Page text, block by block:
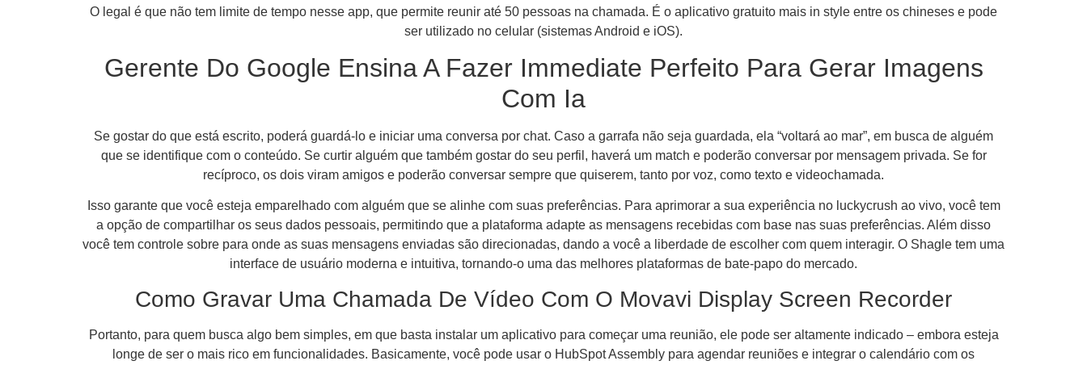
O legal é que não tem limite de tempo nesse app, que permite reunir até 50 pessoas na chamada. É o aplicativo gratuito mais in style entre os chineses e pode
ser utilizado no celular (sistemas Android e iOS).
Gerente Do Google Ensina A Fazer Immediate Perfeito Para Gerar Imagens
Com Ia
Se gostar do que está escrito, poderá guardá-lo e iniciar uma conversa por chat. Caso a garrafa não seja guardada, ela “voltará ao mar”, em busca de alguém
que se identifique com o conteúdo. Se curtir alguém que também gostar do seu perfil, haverá um match e poderão conversar por mensagem privada. Se for
recíproco, os dois viram amigos e poderão conversar sempre que quiserem, tanto por voz, como texto e videochamada.
Isso garante que você esteja emparelhado com alguém que se alinhe com suas preferências. Para aprimorar a sua experiência no luckycrush ao vivo, você tem
a opção de compartilhar os seus dados pessoais, permitindo que a plataforma adapte as mensagens recebidas com base nas suas preferências. Além disso
você tem controle sobre para onde as suas mensagens enviadas são direcionadas, dando a você a liberdade de escolher com quem interagir. O Shagle tem uma
interface de usuário moderna e intuitiva, tornando-o uma das melhores plataformas de bate-papo do mercado.
Como Gravar Uma Chamada De Vídeo Com O Movavi Display Screen Recorder
Portanto, para quem busca algo bem simples, em que basta instalar um aplicativo para começar uma reunião, ele pode ser altamente indicado – embora esteja
longe de ser o mais rico em funcionalidades. Basicamente, você pode usar o HubSpot Assembly para agendar reuniões e integrar o calendário com os